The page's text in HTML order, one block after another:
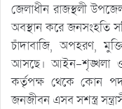
জেলাধীন রাজস্থলী
অবস্থান করে জনসংহতি
চাঁদাবাজি, অপহরণ,
আসছে। আইন-শৃঙ্খলা ও
কর্তৃপক্ষ থেকে কোন
জনজীবন এসব সশস্ত্র